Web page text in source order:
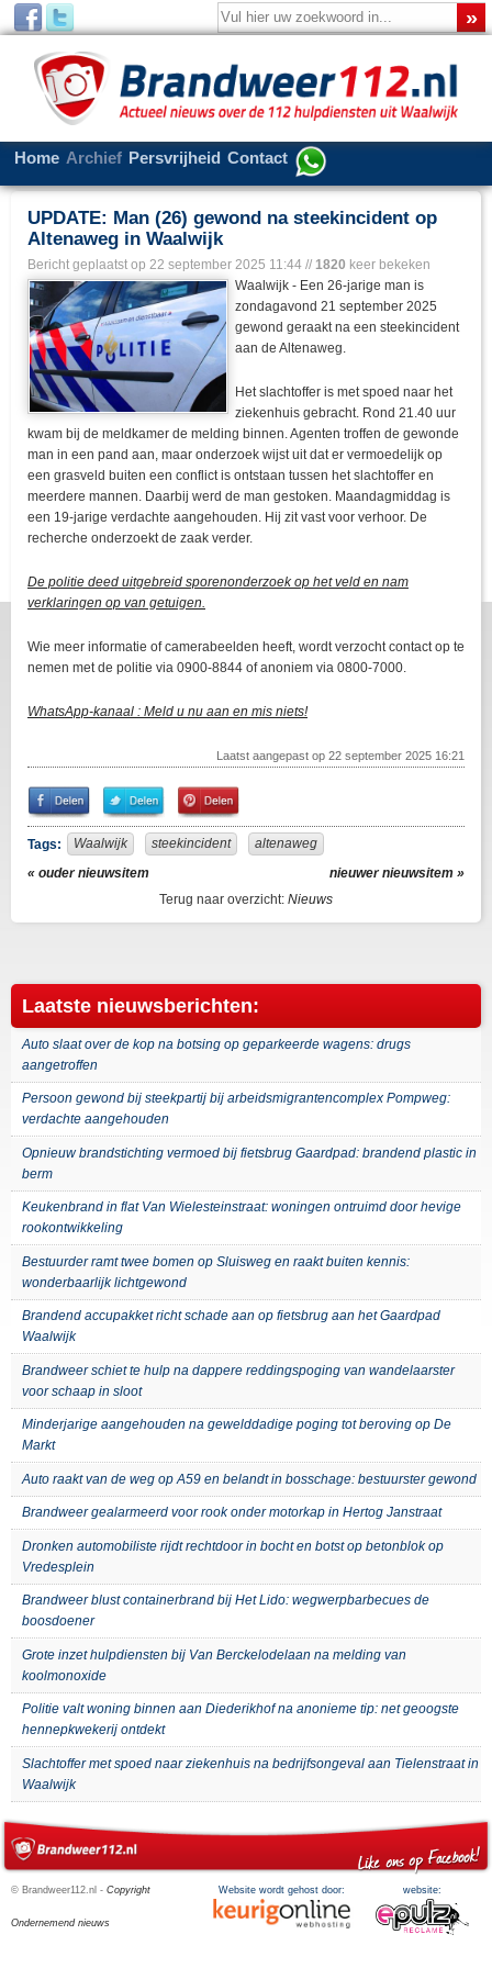
Home Archief Persvrijheid Contact
UPDATE: Man (26) gewond na steekincident op
Altenaweg in Waalwijk
Bericht geplaatst op 22 september 2025 11:44 // 1820 keer bekeken
Waalwijk - Een 26-jarige man is
zondagavond 21 september 2025
gewond geraakt na een steekincident
aan de Altenaweg.
Het slachtoffer is met spoed naar het
ziekenhuis gebracht. Rond 21.40 uur
kwam bij de meldkamer de melding binnen. Agenten troffen de gewonde
man in een pand aan, maar onderzoek wijst uit dat er vermoedelijk op
een grasveld buiten een conflict is ontstaan tussen het slachtoffer en
meerdere mannen. Daarbij werd de man gestoken. Maandagmiddag is
een 19-jarige verdachte aangehouden. Hij zit vast voor verhoor. De
recherche onderzoekt de zaak verder.
De politie deed uitgebreid sporenonderzoek op het veld en nam
verklaringen op van getuigen.
Wie meer informatie of camerabeelden heeft, wordt verzocht contact op te
nemen met de politie via 0900-8844 of anoniem via 0800-7000.
WhatsApp-kanaal : Meld u nu aan en mis niets!
Laatst aangepast op 22 september 2025 16:21
Share
on
Facebook
Share
on
Twitter
Pin
It!
Tags: Waalwijk steekincident
altenaweg
« ouder nieuwsitem
nieuwer nieuwsitem »
Terug naar overzicht: Nieuws
Laatste nieuwsberichten:
Auto slaat over de kop na botsing op geparkeerde wagens: drugs
aangetroffen
Persoon gewond bij steekpartij bij arbeidsmigrantencomplex Pompweg:
verdachte aangehouden
Opnieuw brandstichting vermoed bij fietsbrug Gaardpad: brandend plastic in
berm
Keukenbrand in flat Van Wielesteinstraat: woningen ontruimd door hevige
rookontwikkeling
Bestuurder ramt twee bomen op Sluisweg en raakt buiten kennis:
wonderbaarlijk lichtgewond
Brandend accupakket richt schade aan op fietsbrug aan het Gaardpad
Waalwijk
Brandweer schiet te hulp na dappere reddingspoging van wandelaarster
voor schaap in sloot
Minderjarige aangehouden na gewelddadige poging tot beroving op De
Markt
Auto raakt van de weg op A59 en belandt in bosschage: bestuurster gewond
Brandweer gealarmeerd voor rook onder motorkap in Hertog Janstraat
Dronken automobiliste rijdt rechtdoor in bocht en botst op betonblok op
Vredesplein
Brandweer blust containerbrand bij Het Lido: wegwerpbarbecues de
boosdoener
Grote inzet hulpdiensten bij Van Berckelodelaan na melding van
koolmonoxide
Politie valt woning binnen aan Diederikhof na anonieme tip: net geoogste
hennepkwekerij ontdekt
Slachtoffer met spoed naar ziekenhuis na bedrijfsongeval aan Tielenstraat in
Waalwijk
© Brandweer112.nl - Copyright
Ondernemend nieuws
Website wordt gehost door: website: